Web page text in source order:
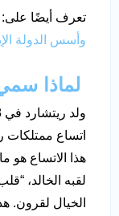
تعرف أيضًا على:
وأسس الدولة
لماذا
ولد ريتشارد في 8 سبتمبر 1157 في أكسفورد.
اتساع ممتلكات
هذا الاتساع هو
لقبه الخالد،
الخيال لقرون.